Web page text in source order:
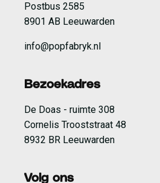
Postbus 2585
8901 AB Leeuwarden
info@popfabryk.nl
Bezoekadres
De Doas - ruimte 308
Cornelis Trooststraat 48
8932 BR Leeuwarden
Volg ons